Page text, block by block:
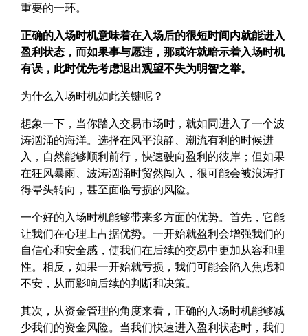
重要的一环。
正确的入场时机意味着在入场后的很短时间内就能进入
盈利状态，而如果事与愿违，那或许就暗示着入场时机
有误，此时优先考虑退出观望不失为明智之举。
为什么入场时机如此关键呢？
想象一下，当你踏入交易市场时，就如同进入了一个波
涛汹涌的海洋。选择在风平浪静、潮流有利的时候进
入，自然能够顺利前行，快速驶向盈利的彼岸；但如果
在狂风暴雨、波涛汹涌时贸然闯入，很可能会被浪涛打
得晕头转向，甚至面临亏损的风险。
一个好的入场时机能够带来多方面的优势。首先，它能
让我们在心理上占据优势。一开始就盈利会增强我们的
自信心和安全感，使我们在后续的交易中更加从容和理
性。相反，如果一开始就亏损，我们可能会陷入焦虑和
不安，从而影响后续的判断和决策。
其次，从资金管理的角度来看，正确的入场时机能够减
少我们的资金风险。当我们快速进入盈利状态时，我们